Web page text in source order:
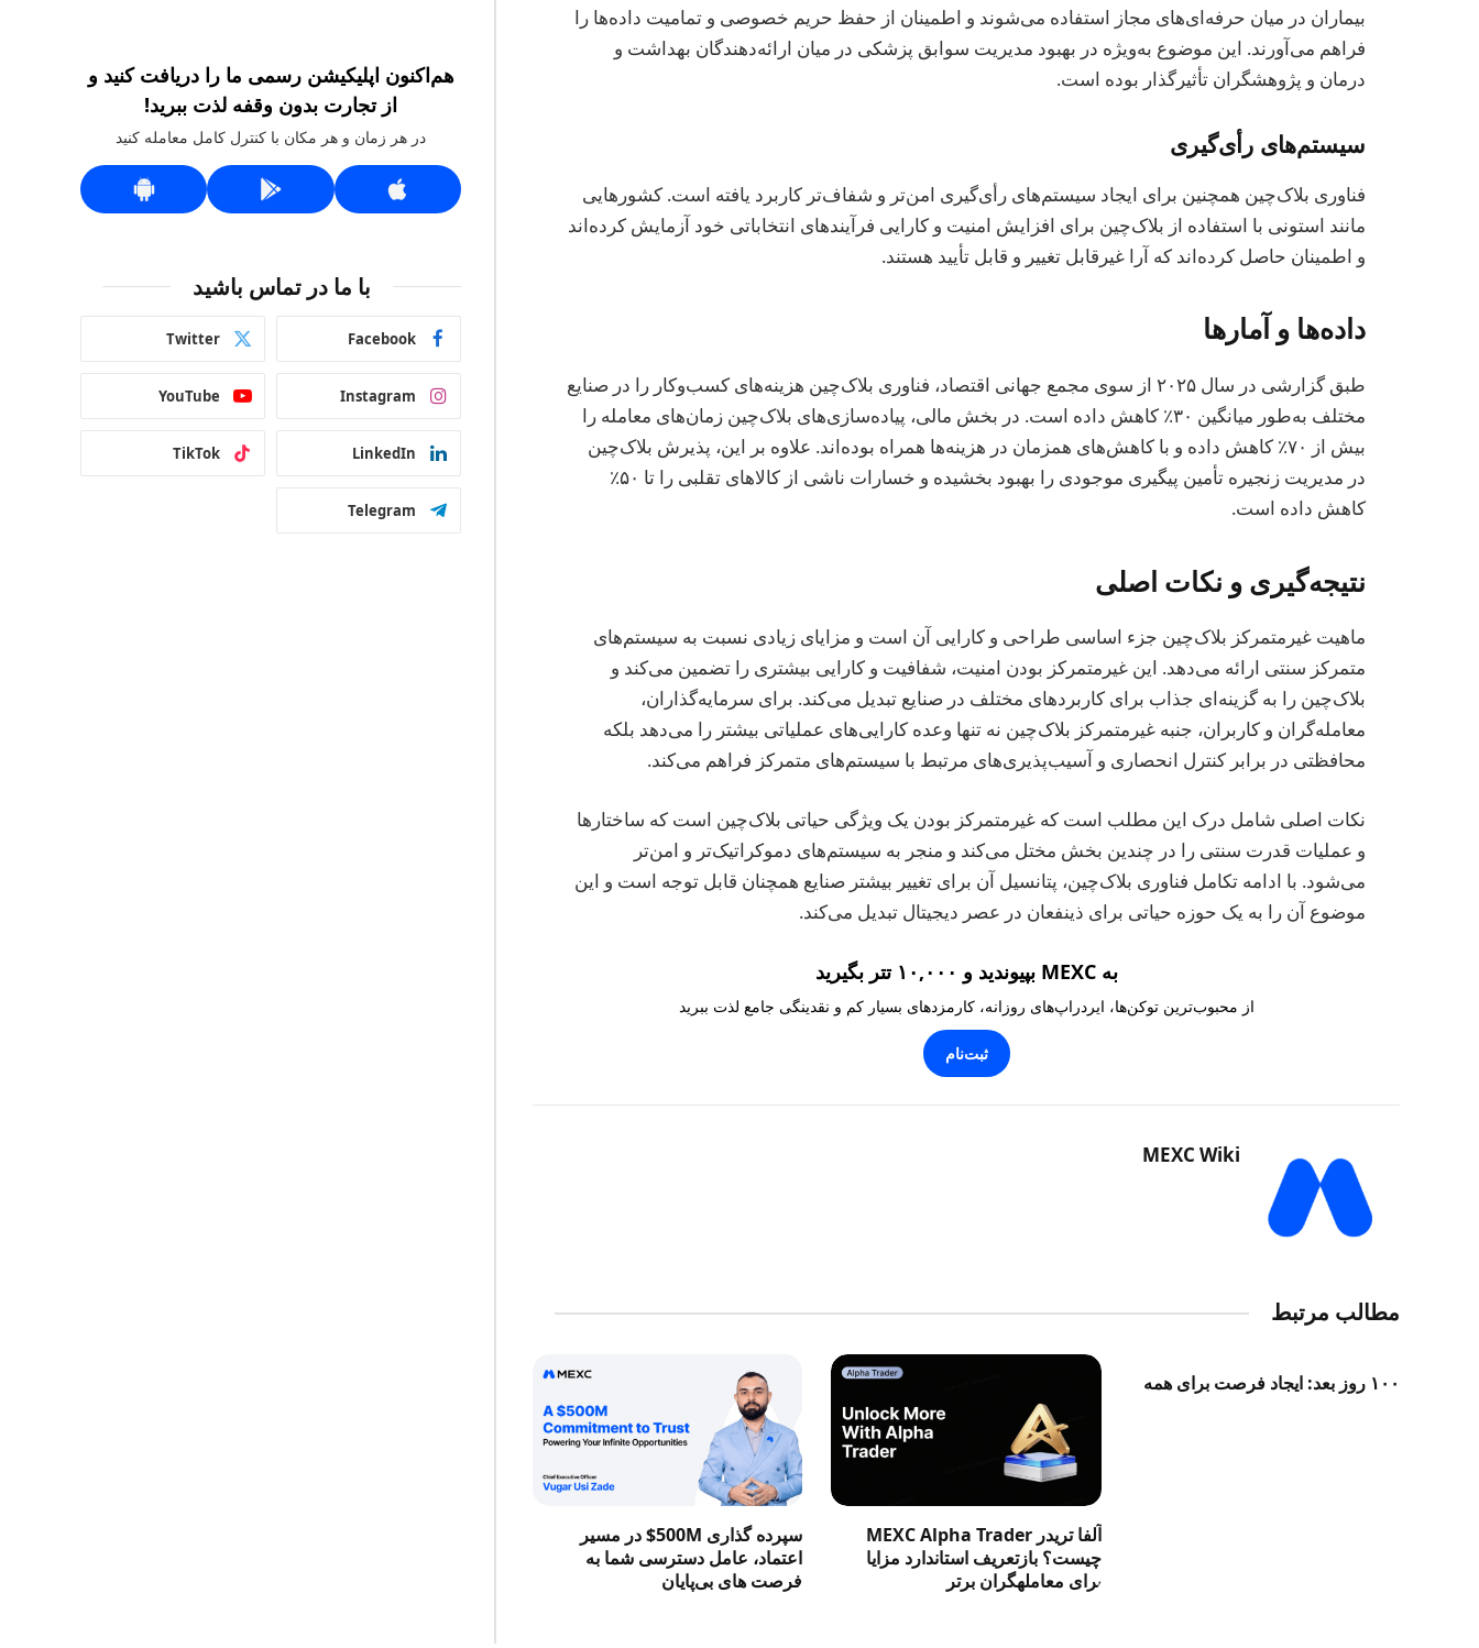
بیماران در میان حرفه‌ای‌های مجاز استفاده می‌شوند و اطمینان از حفظ حریم خصوصی و تمامیت داده‌ها را
فراهم می‌آورند. این موضوع به‌ویژه در بهبود مدیریت سوابق پزشکی در میان ارائه‌دهندگان بهداشت و
درمان و پژوهشگران تأثیرگذار بوده است.
سیستم‌های رأی‌گیری
فناوری بلاک‌چین همچنین برای ایجاد سیستم‌های رأی‌گیری امن‌تر و شفاف‌تر کاربرد یافته است. کشورهایی
مانند استونی با استفاده از بلاک‌چین برای افزایش امنیت و کارایی فرآیندهای انتخاباتی خود آزمایش کرده‌اند
و اطمینان حاصل کرده‌اند که آرا غیرقابل تغییر و قابل تأیید هستند.
داده‌ها و آمارها
طبق گزارشی در سال ۲۰۲۵ از سوی مجمع جهانی اقتصاد، فناوری بلاک‌چین هزینه‌های کسب‌وکار را در صنایع
مختلف به‌طور میانگین ۳۰٪ کاهش داده است. در بخش مالی، پیاده‌سازی‌های بلاک‌چین زمان‌های معامله را
بیش از ۷۰٪ کاهش داده و با کاهش‌های همزمان در هزینه‌ها همراه بوده‌اند. علاوه بر این، پذیرش بلاک‌چین
در مدیریت زنجیره تأمین پیگیری موجودی را بهبود بخشیده و خسارات ناشی از کالاهای تقلبی را تا ۵۰٪
کاهش داده است.
نتیجه‌گیری و نکات اصلی
ماهیت غیرمتمرکز بلاک‌چین جزء اساسی طراحی و کارایی آن است و مزایای زیادی نسبت به سیستم‌های
متمرکز سنتی ارائه می‌دهد. این غیرمتمرکز بودن امنیت، شفافیت و کارایی بیشتری را تضمین می‌کند و
بلاک‌چین را به گزینه‌ای جذاب برای کاربردهای مختلف در صنایع تبدیل می‌کند. برای سرمایه‌گذاران،
معامله‌گران و کاربران، جنبه غیرمتمرکز بلاک‌چین نه تنها وعده کارایی‌های عملیاتی بیشتر را می‌دهد بلکه
محافظتی در برابر کنترل انحصاری و آسیب‌پذیری‌های مرتبط با سیستم‌های متمرکز فراهم می‌کند.
نکات اصلی شامل درک این مطلب است که غیرمتمرکز بودن یک ویژگی حیاتی بلاک‌چین است که ساختارها
و عملیات قدرت سنتی را در چندین بخش مختل می‌کند و منجر به سیستم‌های دموکراتیک‌تر و امن‌تر
می‌شود. با ادامه تکامل فناوری بلاک‌چین، پتانسیل آن برای تغییر بیشتر صنایع همچنان قابل توجه است و این
موضوع آن را به یک حوزه حیاتی برای ذینفعان در عصر دیجیتال تبدیل می‌کند.
به MEXC بپیوندید و ۱۰,۰۰۰ تتر بگیرید
از محبوب‌ترین توکن‌ها، ایردراپ‌های روزانه، کارمزدهای بسیار کم و نقدینگی جامع لذت ببرید
ثبت‌نام
MEXC Wiki
مطالب مرتبط
۱۰۰ روز بعد: ایجاد فرصت برای همه
آلفا تریدر MEXC Alpha Trader
چیست؟ بازتعریف استاندارد مزایا
برای معاملهگران برتر
سپرده گذاری 500M$ در مسیر
اعتماد، عامل دسترسی شما به
فرصت‌ های بی‌پایان
هم‌اکنون اپلیکیشن رسمی ما را دریافت کنید و
از تجارت بدون وقفه لذت ببرید!
در هر زمان و هر مکان با کنترل کامل معامله کنید
با ما در تماس باشید
Facebook
Twitter
Instagram
YouTube
LinkedIn
TikTok
Telegram